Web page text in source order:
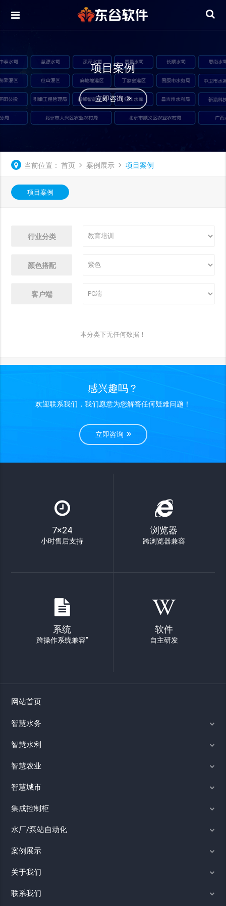
项目案例
立即咨询
当前位置： 首页 案例展示 项目案例
项目案例
行业分类
颜色搭配
客户端
本分类下无任何数据！
感兴趣吗？
欢迎联系我们，我们愿意为您解答任何疑难问题！
立即咨询
7×24
小时售后支持
浏览器
跨浏览器兼容
系统
跨操作系统兼容"
软件
自主研发
网站首页
智慧水务
智慧水利
智慧农业
智慧城市
集成控制柜
水厂/泵站自动化
案例展示
关于我们
联系我们